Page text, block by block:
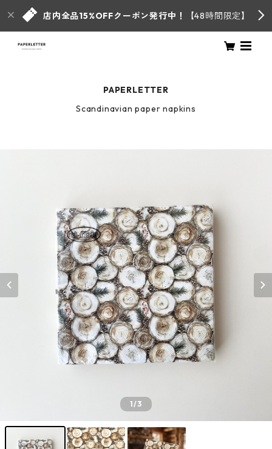
店内全品15%OFFクーポン発行中！ 【48時間限定】
PAPERLETTER
Scandinavian paper napkins
1/3